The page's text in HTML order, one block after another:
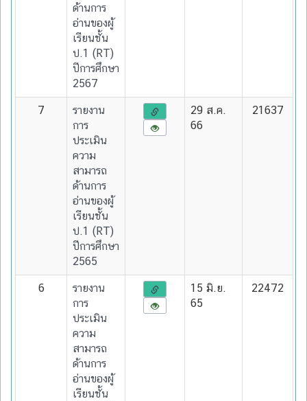
ด้านการ
อ่านของผู้
เรียนชั้น
ป.1 (RT)
ปีการศึกษา
2567
7
รายงาน
การ
ประเมิน
ความ
สามารถ
ด้านการ
อ่านของผู้
เรียนชั้น
ป.1 (RT)
ปีการศึกษา
2565
29 ส.ค.
66
21637
6
รายงาน
การ
ประเมิน
ความ
สามารถ
ด้านการ
อ่านของผู้
เรียนชั้น
15 มิ.ย.
65
22472